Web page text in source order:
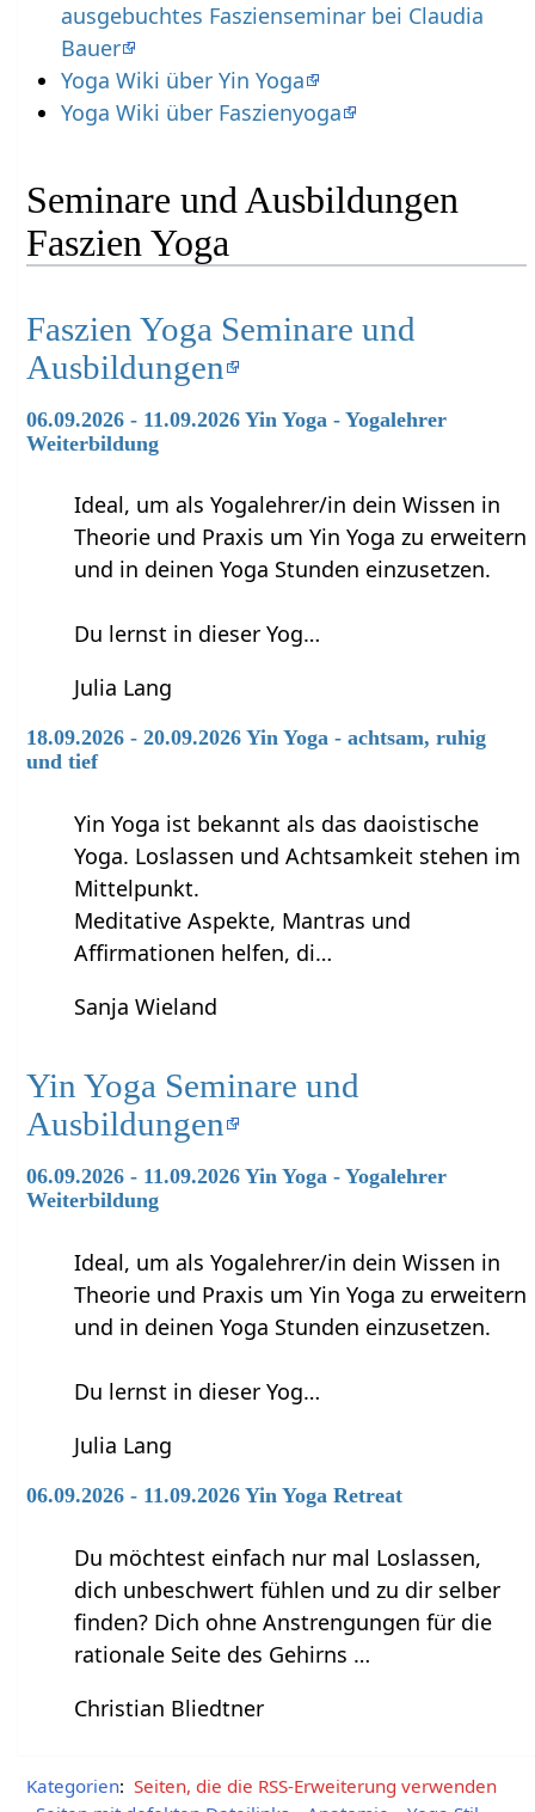
ausgebuchtes Faszienseminar bei Claudia
Bauer
Yoga Wiki über Yin Yoga
Yoga Wiki über Faszienyoga
Seminare und Ausbildungen
Faszien Yoga
Faszien Yoga Seminare und
Ausbildungen
06.09.2026 - 11.09.2026 Yin Yoga - Yogalehrer
Weiterbildung
Ideal, um als Yogalehrer/in dein Wissen in
Theorie und Praxis um Yin Yoga zu erweitern
und in deinen Yoga Stunden einzusetzen.
Du lernst in dieser Yog…
Julia Lang
18.09.2026 - 20.09.2026 Yin Yoga - achtsam, ruhig
und tief
Yin Yoga ist bekannt als das daoistische
Yoga. Loslassen und Achtsamkeit stehen im
Mittelpunkt.
Meditative Aspekte, Mantras und
Affirmationen helfen, di…
Sanja Wieland
Yin Yoga Seminare und
Ausbildungen
06.09.2026 - 11.09.2026 Yin Yoga - Yogalehrer
Weiterbildung
Ideal, um als Yogalehrer/in dein Wissen in
Theorie und Praxis um Yin Yoga zu erweitern
und in deinen Yoga Stunden einzusetzen.
Du lernst in dieser Yog…
Julia Lang
06.09.2026 - 11.09.2026 Yin Yoga Retreat
Du möchtest einfach nur mal Loslassen,
dich unbeschwert fühlen und zu dir selber
finden? Dich ohne Anstrengungen für die
rationale Seite des Gehirns …
Christian Bliedtner
Kategorien: Seiten, die die RSS-Erweiterung verwenden